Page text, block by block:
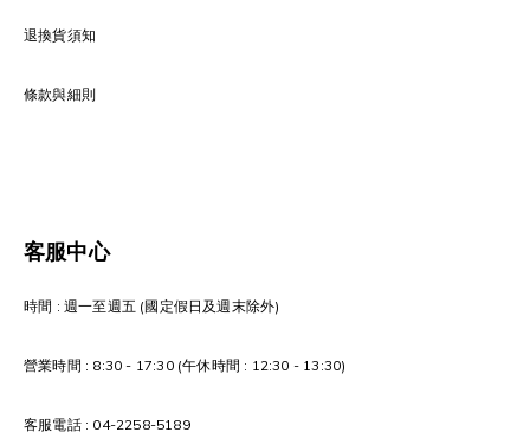
退換貨須知
條款與細則
客服中心
時間 : 週一至週五 (國定假日及週末除外)
營業時間 : 8:30 - 17:30 (午休時間 : 12:30 - 13:30)
客服電話 : 04-2258-5189